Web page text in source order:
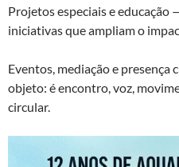
Projetos especiais e educação
iniciativas que ampliam o
Eventos, mediação e
objeto: é encontro, voz,
circular.